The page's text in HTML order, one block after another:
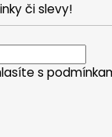
či slevy!
s